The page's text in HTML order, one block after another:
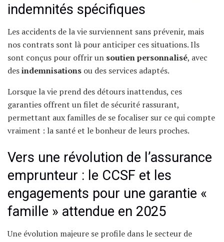
indemnités spécifiques
Les accidents de la vie surviennent sans prévenir, mais
nos contrats sont là pour anticiper ces situations. Ils
sont conçus pour offrir un soutien personnalisé, avec
desindemnisations ou des services adaptés.
Lorsque la vie prend des détours inattendus, ces
garanties offrent un filet de sécurité rassurant,
permettant aux familles de se focaliser sur ce qui compte
vraiment : la santé et le bonheur de leurs proches.
Vers une révolution de l’assurance
emprunteur : le CCSF et les
engagements pour une garantie «
famille » attendue en 2025
Une évolution majeure se profile dans le secteur de